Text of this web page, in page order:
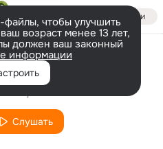
Войти
чтобы улучшить
возраст менее 13 лет,
должен ваш законный
информации
Слушать